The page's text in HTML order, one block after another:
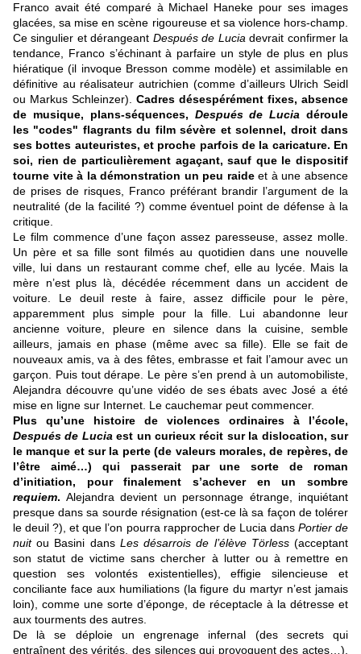
Franco avait été comparé à Michael Haneke pour ses images
glacées, sa mise en scène rigoureuse et sa violence hors-champ.
Ce singulier et dérangeant Después de Lucia devrait confirmer la
tendance, Franco s’échinant à parfaire un style de plus en plus
hiératique (il invoque Bresson comme modèle) et assimilable en
définitive au réalisateur autrichien (comme d’ailleurs Ulrich Seidl
ou Markus Schleinzer). Cadres désespérément fixes, absence
de musique, plans-séquences, Después de Lucia déroule
les "codes" flagrants du film sévère et solennel, droit dans
ses bottes auteuristes, et proche parfois de la caricature. En
soi, rien de particulièrement agaçant, sauf que le dispositif
tourne vite à la démonstration un peu raideet à une absence
de prises de risques, Franco préférant brandir l’argument de la
neutralité (de la facilité ?) comme éventuel point de défense à la
critique.
Le film commence d’une façon assez paresseuse, assez molle.
Un père et sa fille sont filmés au quotidien dans une nouvelle
ville, lui dans un restaurant comme chef, elle au lycée. Mais la
mère n’est plus là, décédée récemment dans un accident de
voiture. Le deuil reste à faire, assez difficile pour le père,
apparemment plus simple pour la fille. Lui abandonne leur
ancienne voiture, pleure en silence dans la cuisine, semble
ailleurs, jamais en phase (même avec sa fille). Elle se fait de
nouveaux amis, va à des fêtes, embrasse et fait l’amour avec un
garçon. Puis tout dérape. Le père s’en prend à un automobiliste,
Alejandra découvre qu’une vidéo de ses ébats avec José a été
mise en ligne sur Internet. Le cauchemar peut commencer.
Plus qu’une histoire de violences ordinaires à l’école,
Después de Lucia est un curieux récit sur la dislocation, sur
le manque et sur la perte (de valeurs morales, de repères, de
l’être aimé…) qui passerait par une sorte de roman
d’initiation, pour finalement s’achever en un sombre
requiem. Alejandra devient un personnage étrange, inquiétant
presque dans sa sourde résignation (est-ce là sa façon de tolérer
le deuil ?), et que l’on pourra rapprocher de Lucia dans Portier de
nuitou Basini dans Les désarrois de l’élève Törless(acceptant
son statut de victime sans chercher à lutter ou à remettre en
question ses volontés existentielles), effigie silencieuse et
conciliante face aux humiliations (la figure du martyr n’est jamais
loin), comme une sorte d’éponge, de réceptacle à la détresse et
aux tourments des autres.
De là se déploie un engrenage infernal (des secrets qui
entraînent des vérités, des silences qui provoquent des actes…),